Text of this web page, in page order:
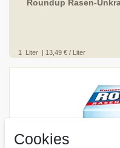
Roundup Rasen-
1 Liter | 13,49 € / Liter
Cookies